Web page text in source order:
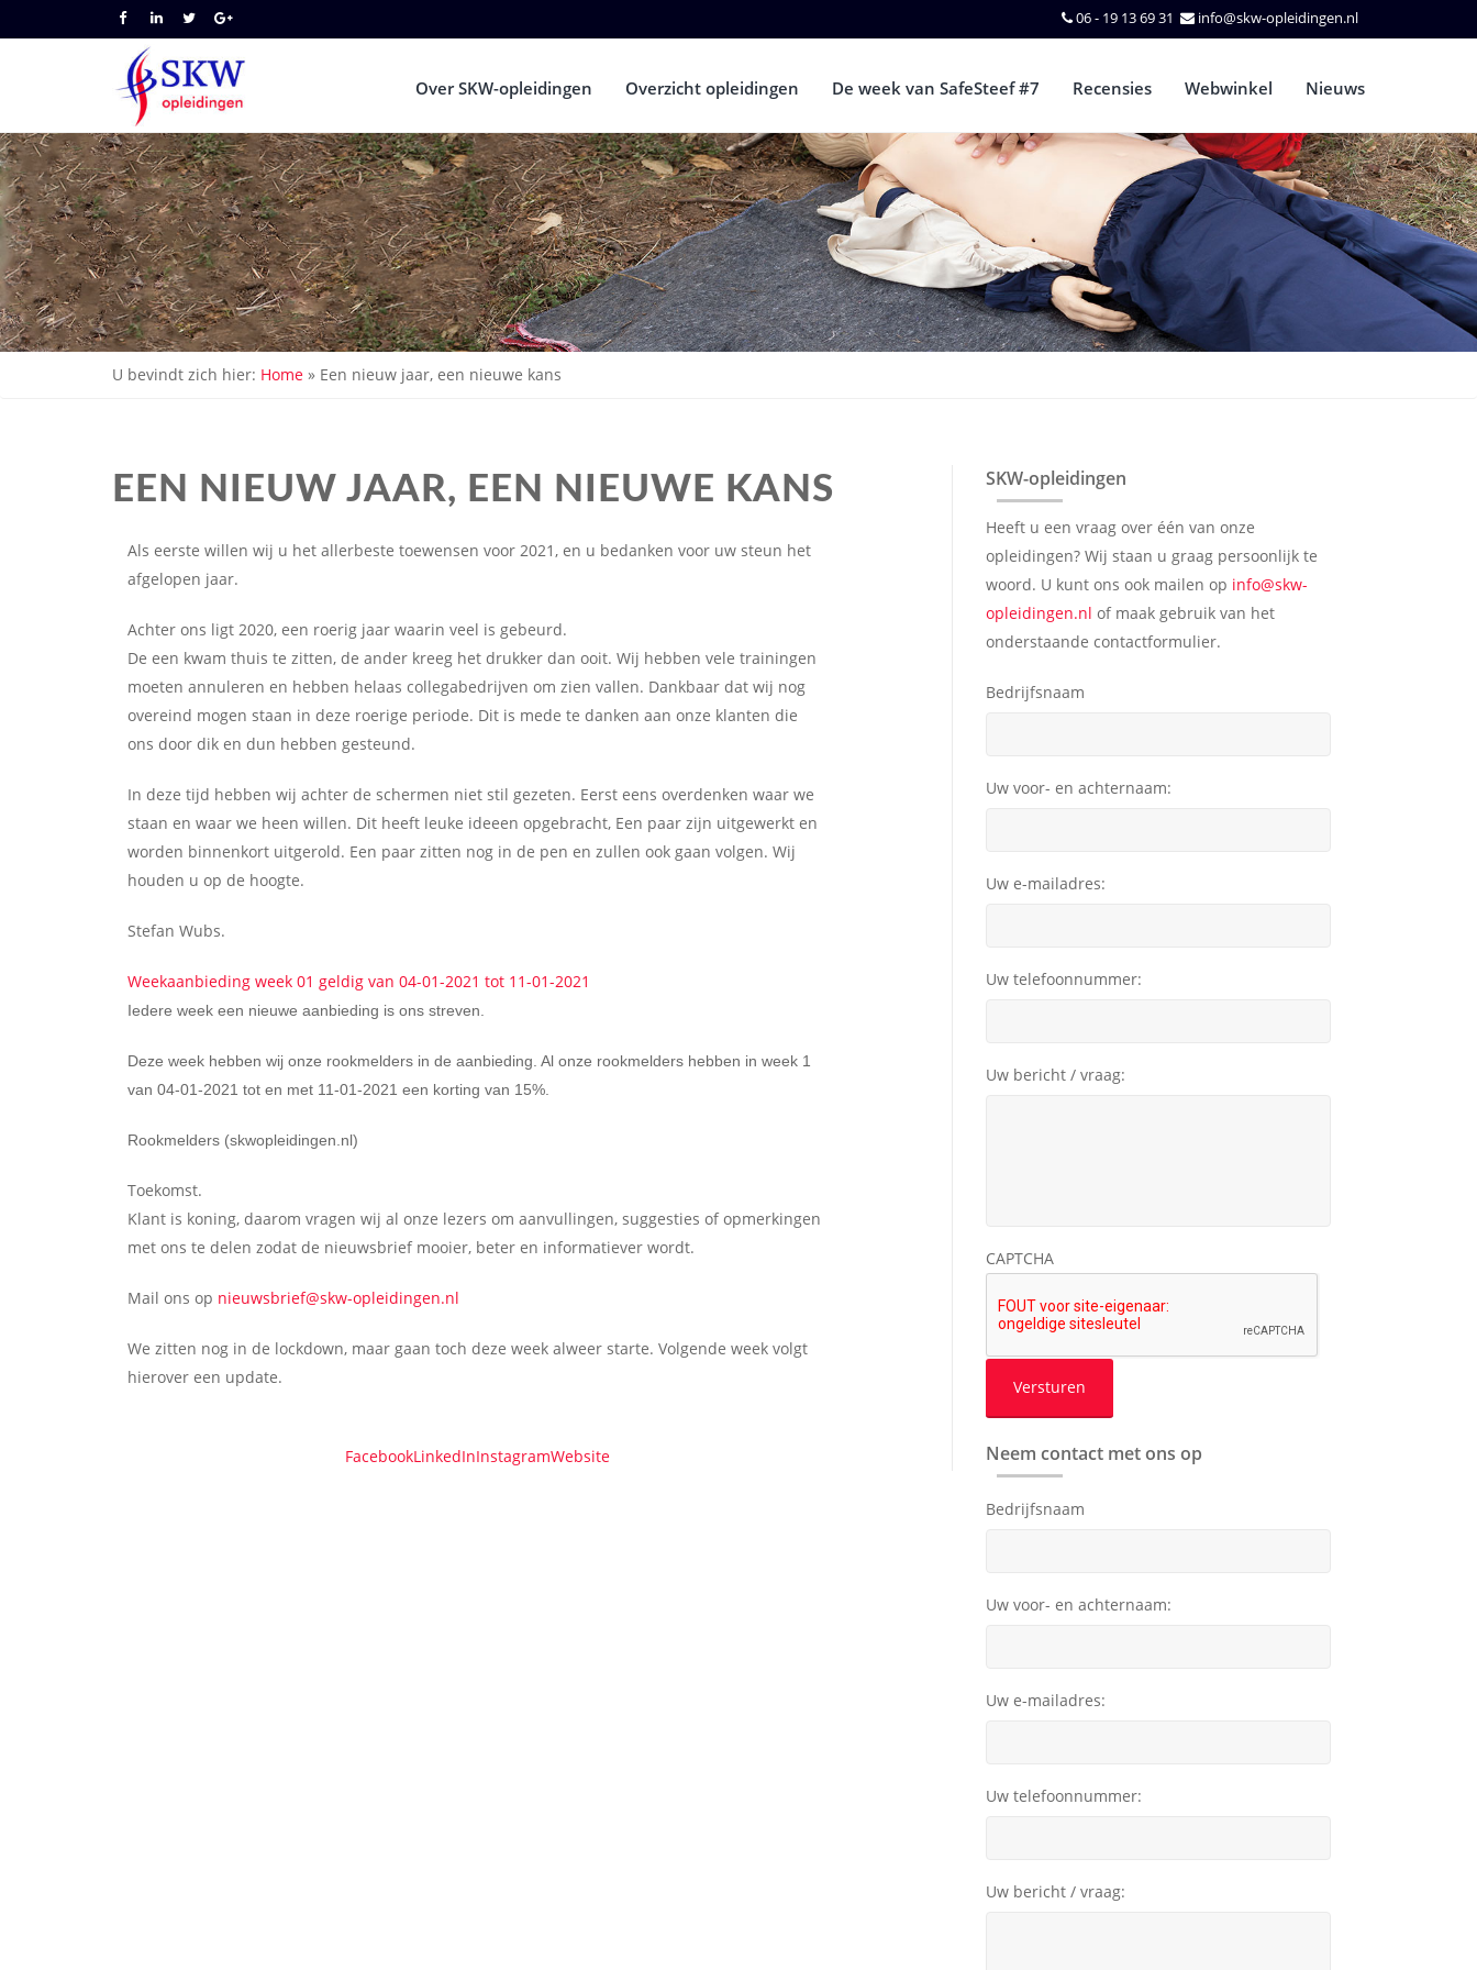
06 - 19 13 69 31 info@skw-opleidingen.nl
Over SKW-opleidingen Overzicht opleidingen De week van SafeSteef #7 Recensies Webwinkel Nieuws
U bevindt zich hier: Home » Een nieuw jaar, een nieuwe kans
EEN NIEUW JAAR, EEN NIEUWE KANS
Als eerste willen wij u het allerbeste toewensen voor 2021, en u bedanken voor uw steun het
afgelopen jaar.
Achter ons ligt 2020, een roerig jaar waarin veel is gebeurd.
De een kwam thuis te zitten, de ander kreeg het drukker dan ooit. Wij hebben vele trainingen
moeten annuleren en hebben helaas collegabedrijven om zien vallen. Dankbaar dat wij nog
overeind mogen staan in deze roerige periode. Dit is mede te danken aan onze klanten die
ons door dik en dun hebben gesteund.
In deze tijd hebben wij achter de schermen niet stil gezeten. Eerst eens overdenken waar we
staan en waar we heen willen. Dit heeft leuke ideeen opgebracht, Een paar zijn uitgewerkt en
worden binnenkort uitgerold. Een paar zitten nog in de pen en zullen ook gaan volgen. Wij
houden u op de hoogte.
Stefan Wubs.
Weekaanbieding week 01 geldig van 04-01-2021 tot 11-01-2021
Iedere week een nieuwe aanbieding is ons streven.
Deze week hebben wij onze rookmelders in de aanbieding. Al onze rookmelders hebben in week 1
van 04-01-2021 tot en met 11-01-2021 een korting van 15%.
Rookmelders (skwopleidingen.nl)
Toekomst.
Klant is koning, daarom vragen wij al onze lezers om aanvullingen, suggesties of opmerkingen
met ons te delen zodat de nieuwsbrief mooier, beter en informatiever wordt.
Mail ons op nieuwsbrief@skw-opleidingen.nl
We zitten nog in de lockdown, maar gaan toch deze week alweer starte. Volgende week volgt
hierover een update.
FacebookLinkedInInstagramWebsite
SKW-opleidingen
Heeft u een vraag over één van onze
opleidingen? Wij staan u graag persoonlijk te
woord. U kunt ons ook mailen op info@skw-
opleidingen.nl of maak gebruik van het
onderstaande contactformulier.
Bedrijfsnaam
Uw voor- en achternaam:
Uw e-mailadres:
Uw telefoonnummer:
Uw bericht / vraag:
CAPTCHA
Neem contact met ons op
Bedrijfsnaam
Uw voor- en achternaam:
Uw e-mailadres:
Uw telefoonnummer:
Uw bericht / vraag: